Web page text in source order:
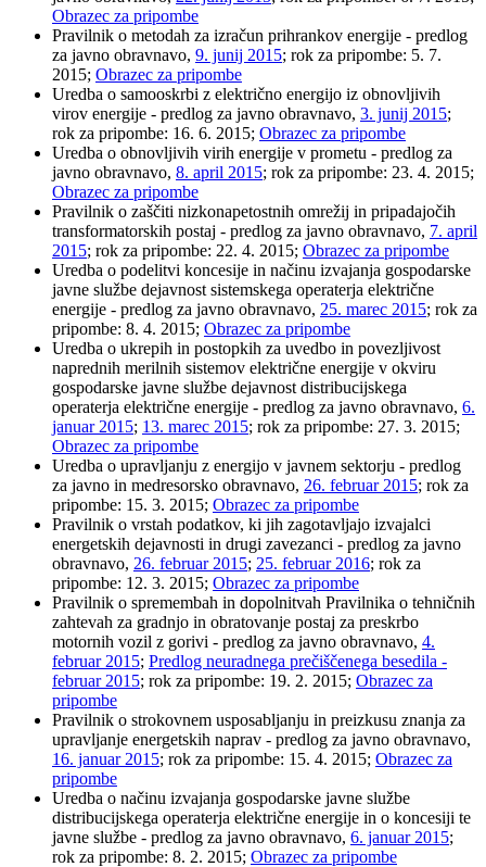
Obrazec za pripombe
Pravilnik o metodah za izračun prihrankov energije - predlog
za javno obravnavo, 9. junij 2015; rok za pripombe: 5. 7.
2015; Obrazec za pripombe
Uredba o samooskrbi z električno energijo iz obnovljivih
virov energije - predlog za javno obravnavo, 3. junij 2015;
rok za pripombe: 16. 6. 2015; Obrazec za pripombe
Uredba o obnovljivih virih energije v prometu - predlog za
javno obravnavo, 8. april 2015; rok za pripombe: 23. 4. 2015;
Obrazec za pripombe
Pravilnik o zaščiti nizkonapetostnih omrežij in pripadajočih
transformatorskih postaj - predlog za javno obravnavo, 7. april
2015; rok za pripombe: 22. 4. 2015; Obrazec za pripombe
Uredba o podelitvi koncesije in načinu izvajanja gospodarske
javne službe dejavnost sistemskega operaterja električne
energije - predlog za javno obravnavo, 25. marec 2015; rok za
pripombe: 8. 4. 2015; Obrazec za pripombe
Uredba o ukrepih in postopkih za uvedbo in povezljivost
naprednih merilnih sistemov električne energije v okviru
gospodarske javne službe dejavnost distribucijskega
operaterja električne energije - predlog za javno obravnavo, 6.
januar 2015; 13. marec 2015; rok za pripombe: 27. 3. 2015;
Obrazec za pripombe
Uredba o upravljanju z energijo v javnem sektorju - predlog
za javno in medresorsko obravnavo, 26. februar 2015; rok za
pripombe: 15. 3. 2015; Obrazec za pripombe
Pravilnik o vrstah podatkov, ki jih zagotavljajo izvajalci
energetskih dejavnosti in drugi zavezanci - predlog za javno
obravnavo, 26. februar 2015; 25. februar 2016; rok za
pripombe: 12. 3. 2015; Obrazec za pripombe
Pravilnik o spremembah in dopolnitvah Pravilnika o tehničnih
zahtevah za gradnjo in obratovanje postaj za preskrbo
motornih vozil z gorivi - predlog za javno obravnavo, 4.
februar 2015; Predlog neuradnega prečiščenega besedila -
februar 2015; rok za pripombe: 19. 2. 2015; Obrazec za
pripombe
Pravilnik o strokovnem usposabljanju in preizkusu znanja za
upravljanje energetskih naprav - predlog za javno obravnavo,
16. januar 2015; rok za pripombe: 15. 4. 2015; Obrazec za
pripombe
Uredba o načinu izvajanja gospodarske javne službe
distribucijskega operaterja električne energije in o koncesiji te
javne službe - predlog za javno obravnavo, 6. januar 2015;
rok za pripombe: 8. 2. 2015; Obrazec za pripombe